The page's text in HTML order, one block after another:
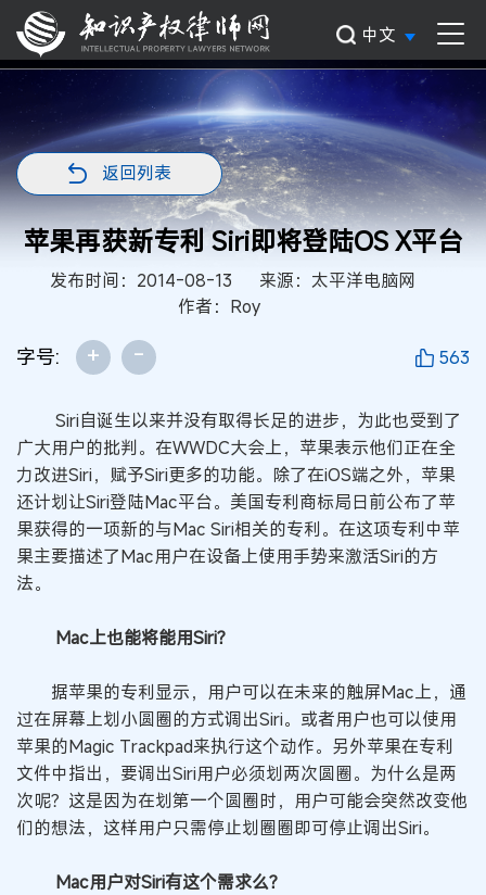
中文
返回列表
苹果再获新专利 Siri即将登陆OS X平台
发布时间：2014-08-13
来源：太平洋电脑网
作者：Roy
字号: + - 563
Siri自诞生以来并没有取得长足的进步，为此也受到了
广大用户的批判。在WWDC大会上，苹果表示他们正在全
力改进Siri，赋予Siri更多的功能。除了在iOS端之外，苹果
还计划让Siri登陆Mac平台。美国专利商标局日前公布了苹
果获得的一项新的与Mac Siri相关的专利。在这项专利中苹
果主要描述了Mac用户在设备上使用手势来激活Siri的方
法。
Mac上也能将能用Siri？
据苹果的专利显示，用户可以在未来的触屏Mac上，通
过在屏幕上划小圆圈的方式调出Siri。或者用户也可以使用
苹果的Magic Trackpad来执行这个动作。另外苹果在专利
文件中指出，要调出Siri用户必须划两次圆圈。为什么是两
次呢？这是因为在划第一个圆圈时，用户可能会突然改变他
们的想法，这样用户只需停止划圈圈即可停止调出Siri。
Mac用户对Siri有这个需求么？